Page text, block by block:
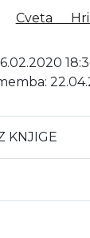
Cveta
KNJIGE